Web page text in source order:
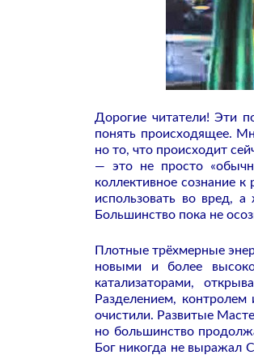
Дорогие читатели! Эти
понять происходящее.
но то, что происходит
— это не просто
коллективное сознание
использовать во вред,
Большинство пока не
Плотные трёхмерные
новыми и более
катализаторами,
Разделением,
очистили. Развитые
но большинство
Бог никогда не выражал